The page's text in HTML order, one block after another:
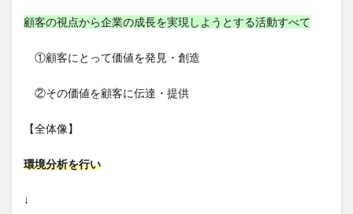
1.1
顧客の視点から企業の成長を実現しようとする活動すべて
①顧客にとって価値を発見・創造
②その価値を顧客に伝達・提供
【全体像】
環境分析を行い
↓